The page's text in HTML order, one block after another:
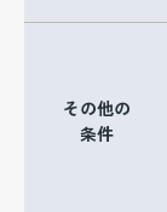
その他の
条件